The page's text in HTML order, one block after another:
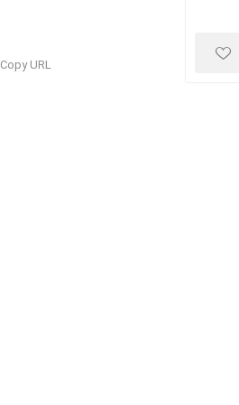
Copy URL